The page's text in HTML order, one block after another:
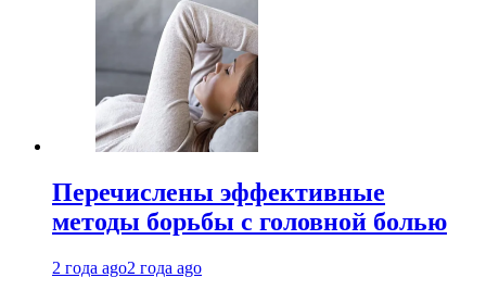
Перечислены эффективные
методы борьбы с головной болью
2 года ago2 года ago